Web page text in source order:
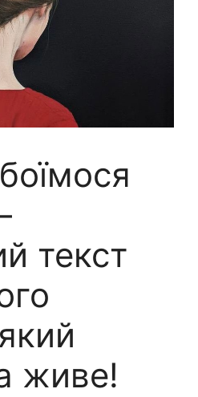
текст
живе!